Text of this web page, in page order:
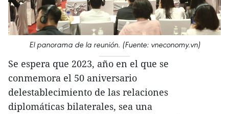
El panorama de la reunión. (Fuente: vneconomy.vn)
Se espera que 2023, año en el que se
conmemora el 50 aniversario
delestablecimiento de las relaciones
diplomáticas bilaterales, sea una